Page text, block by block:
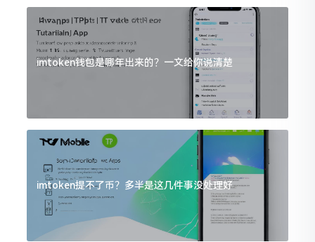
imtoken钱包是哪年出来的？一文给你说清楚
imtoken提不了币？多半是这几件事没处理好